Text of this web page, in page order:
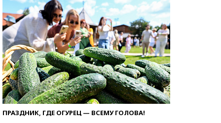
ПРАЗДНИК, ГДЕ ОГУРЕЦ — ВСЕМУ ГОЛОВА!